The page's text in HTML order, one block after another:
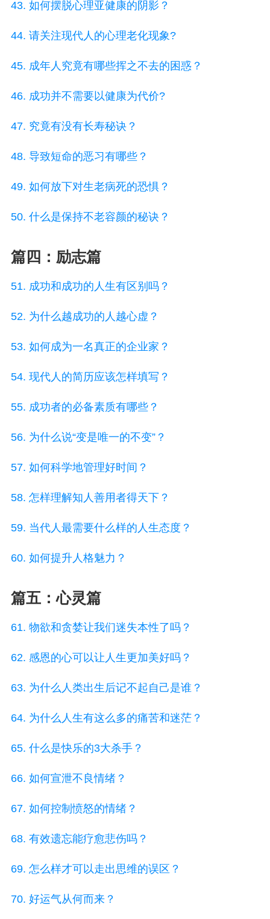
43. 如何摆脱心理亚健康的阴影？
44. 请关注现代人的心理老化现象?
45. 成年人究竟有哪些挥之不去的困惑？
46. 成功并不需要以健康为代价?
47. 究竟有没有长寿秘诀？
48. 导致短命的恶习有哪些？
49. 如何放下对生老病死的恐惧？
50. 什么是保持不老容颜的秘诀？
篇四：励志篇
51. 成功和成功的人生有区别吗？
52. 为什么越成功的人越心虚？
53. 如何成为一名真正的企业家？
54. 现代人的简历应该怎样填写？
55. 成功者的必备素质有哪些？
56. 为什么说“变是唯一的不变”？
57. 如何科学地管理好时间？
58. 怎样理解知人善用者得天下？
59. 当代人最需要什么样的人生态度？
60. 如何提升人格魅力？
篇五：心灵篇
61. 物欲和贪婪让我们迷失本性了吗？
62. 感恩的心可以让人生更加美好吗？
63. 为什么人类出生后记不起自己是谁？
64. 为什么人生有这么多的痛苦和迷茫？
65. 什么是快乐的3大杀手？
66. 如何宣泄不良情绪？
67. 如何控制愤怒的情绪？
68. 有效遗忘能疗愈悲伤吗？
69. 怎么样才可以走出思维的误区？
70. 好运气从何而来？